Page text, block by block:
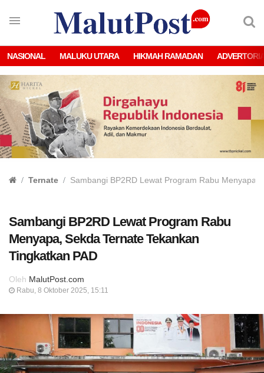
NASIONAL MALUKU UTARA HIKMAH RAMADAN
Ternate Sambangi BP2RD Lewat Program Rabu Menyapa,
Sambangi BP2RD Lewat Program Rabu
Menyapa, Sekda Ternate Tekankan
Tingkatkan PAD
Oleh MalutPost.com
Rabu, 8 Oktober 2025, 15:11